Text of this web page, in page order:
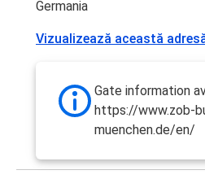
Germania
Vizualizează această
Gate information
https://www.zob-
muenchen.de/en/